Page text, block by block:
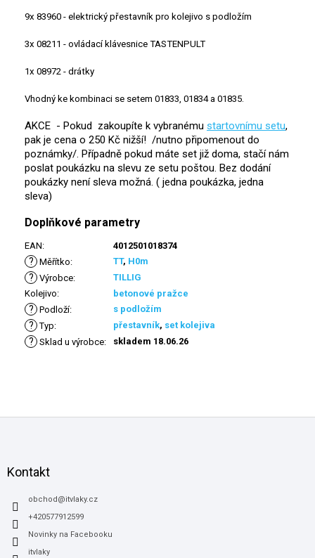
9x 83960 - elektrický přestavník pro kolejivo s podložím
3x 08211 - ovládací klávesnice TASTENPULT
1x 08972 - drátky
Vhodný ke kombinaci se setem 01833, 01834 a 01835.
AKCE - Pokud zakoupíte k vybranému startovnímu setu,
pak je cena o 250 Kč nižší! /nutno připomenout do
poznámky/. Případně pokud máte set již doma, stačí nám
poslat poukázku na slevu ze setu poštou. Bez dodání
poukázky není sleva možná. ( jedna poukázka, jedna
sleva)
Doplňkové parametry
EAN: 4012501018374
? Měřítko: TT, H0m
? Výrobce:
TILLIG
Kolejivo: betonové pražce
? Podloží: s podložím
? Typ: přestavník, set kolejiva
? Sklad u výrobce: skladem 18.06.26
Kontakt
obchod @itvlaky.cz
+420577912599
Novinky na Facebooku
itvlaky